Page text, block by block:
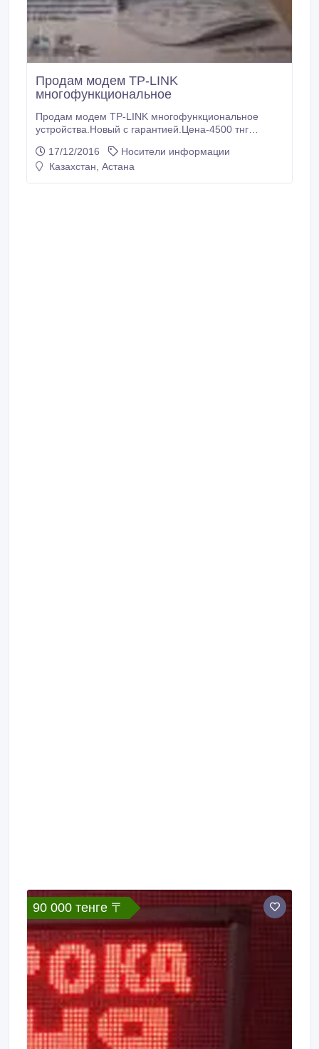
Продам модем TP-LINK
многофункциональное
Продам модем TP-LINK многофункциональное
устройства.Новый с гарантией.Цена-4500 тнг
17/12/2016
Носители информации
Казахстан, Астана
90 000 тенге 〒